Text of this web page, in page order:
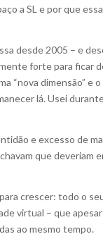
a SL e por que
desde 2005 – e
forte para ficar
“nova dimensão” e
lá. Usei
e excesso de
que deveriam
crescer: todo o
virtual – que
ao mesmo tempo.